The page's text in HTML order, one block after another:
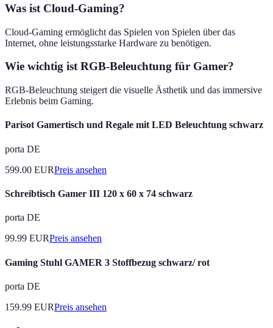
Was ist Cloud-Gaming?
Cloud-Gaming ermöglicht das Spielen von Spielen über das
Internet, ohne leistungsstarke Hardware zu benötigen.
Wie wichtig ist RGB-Beleuchtung für Gamer?
RGB-Beleuchtung steigert die visuelle Ästhetik und das immersive
Erlebnis beim Gaming.
Parisot Gamertisch und Regale mit LED Beleuchtung schwarz
porta DE
599.00 EURPreis ansehen
Schreibtisch Gamer III 120 x 60 x 74 schwarz
porta DE
99.99 EURPreis ansehen
Gaming Stuhl GAMER 3 Stoffbezug schwarz/ rot
porta DE
159.99 EURPreis ansehen